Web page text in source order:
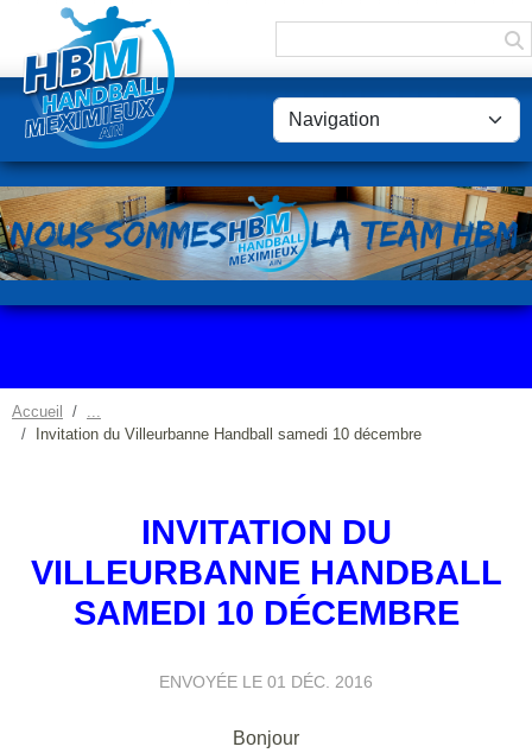
Accueil
Invitation du Villeurbanne Handball samedi 10 décembre
INVITATION DU
VILLEURBANNE HANDBALL
SAMEDI 10 DÉCEMBRE
ENVOYÉE LE 01 DÉC. 2016
Bonjour
Panneau de gestion des cookies